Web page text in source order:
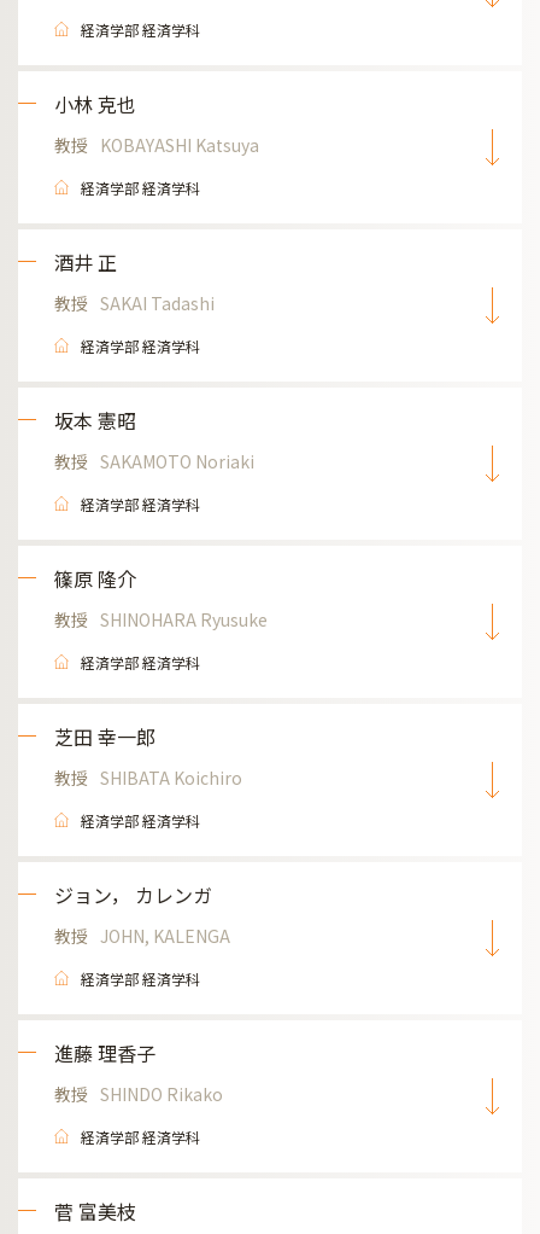
経済学部 経済学科
小林 克也
教授 KOBAYASHI Katsuya
経済学部 経済学科
酒井 正
教授 SAKAI Tadashi
経済学部 経済学科
坂本 憲昭
教授 SAKAMOTO Noriaki
経済学部 経済学科
篠原 隆介
教授 SHINOHARA Ryusuke
経済学部 経済学科
芝田 幸一郎
教授 SHIBATA Koichiro
経済学部 経済学科
ジョン， カレンガ
教授 JOHN, KALENGA
経済学部 経済学科
進藤 理香子
教授 SHINDO Rikako
経済学部 経済学科
菅 富美枝